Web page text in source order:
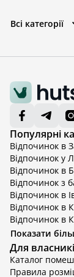
Всі категорії
Популярні
Відпочинок в
Відпочинок у
Відпочинок в
Відпочинок з
Відпочинок в
Відпочинок в
Відпочинок в
Відпочинок в
Відпочинок в
Відпочинок в
Відпочинок у
Показати
Для
Каталог
Правила